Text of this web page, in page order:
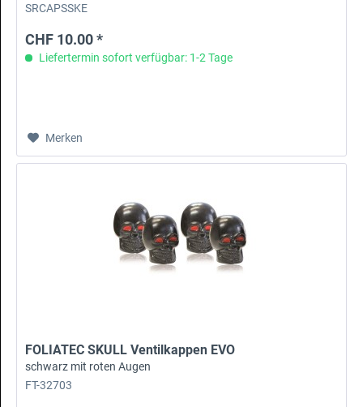
SRCAPSSKE
CHF 10.00 *
Liefertermin sofort verfügbar: 1-2 Tage
Merken
FOLIATEC SKULL Ventilkappen EVO
schwarz mit roten Augen
FT-32703